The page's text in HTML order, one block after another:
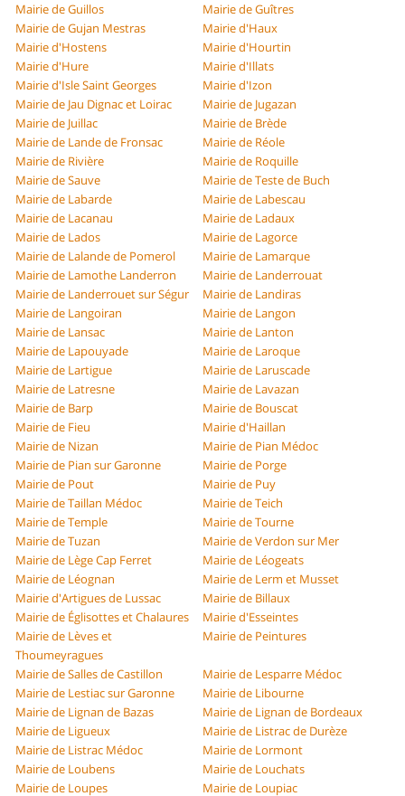
Mairie de Guillos
Mairie de Guîtres
Mairie de Gujan Mestras
Mairie d'Haux
Mairie d'Hostens
Mairie d'Hourtin
Mairie d'Hure
Mairie d'Illats
Mairie d'Isle Saint Georges
Mairie d'Izon
Mairie de Jau Dignac et Loirac
Mairie de Jugazan
Mairie de Juillac
Mairie de Brède
Mairie de Lande de Fronsac
Mairie de Réole
Mairie de Rivière
Mairie de Roquille
Mairie de Sauve
Mairie de Teste de Buch
Mairie de Labarde
Mairie de Labescau
Mairie de Lacanau
Mairie de Ladaux
Mairie de Lados
Mairie de Lagorce
Mairie de Lalande de Pomerol
Mairie de Lamarque
Mairie de Lamothe Landerron
Mairie de Landerrouat
Mairie de Landerrouet sur Ségur
Mairie de Landiras
Mairie de Langoiran
Mairie de Langon
Mairie de Lansac
Mairie de Lanton
Mairie de Lapouyade
Mairie de Laroque
Mairie de Lartigue
Mairie de Laruscade
Mairie de Latresne
Mairie de Lavazan
Mairie de Barp
Mairie de Bouscat
Mairie de Fieu
Mairie d'Haillan
Mairie de Nizan
Mairie de Pian Médoc
Mairie de Pian sur Garonne
Mairie de Porge
Mairie de Pout
Mairie de Puy
Mairie de Taillan Médoc
Mairie de Teich
Mairie de Temple
Mairie de Tourne
Mairie de Tuzan
Mairie de Verdon sur Mer
Mairie de Lège Cap Ferret
Mairie de Léogeats
Mairie de Léognan
Mairie de Lerm et Musset
Mairie d'Artigues de Lussac
Mairie de Billaux
Mairie de Églisottes et Chalaures
Mairie d'Esseintes
Mairie de Lèves et
Thoumeyragues
Mairie de Peintures
Mairie de Salles de Castillon
Mairie de Lesparre Médoc
Mairie de Lestiac sur Garonne
Mairie de Libourne
Mairie de Lignan de Bazas
Mairie de Lignan de Bordeaux
Mairie de Ligueux
Mairie de Listrac de Durèze
Mairie de Listrac Médoc
Mairie de Lormont
Mairie de Loubens
Mairie de Louchats
Mairie de Loupes
Mairie de Loupiac